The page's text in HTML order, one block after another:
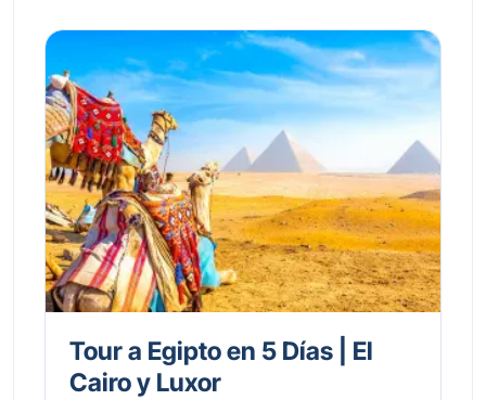
Tour a Egipto en 5 Días | El
Cairo y Luxor